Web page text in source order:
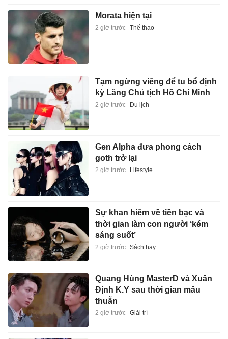
Morata hiện tại
2 giờ trước Thể thao
Tạm ngừng viếng để tu bổ định
kỳ Lăng Chủ tịch Hồ Chí Minh
2 giờ trước Du lịch
Gen Alpha đưa phong cách
goth trở lại
2 giờ trước Lifestyle
Sự khan hiếm về tiền bạc và
thời gian làm con người ‘kém
sáng suốt’
2 giờ trước Sách hay
Quang Hùng MasterD và Xuân
Định K.Y sau thời gian mâu
thuẫn
2 giờ trước Giải trí